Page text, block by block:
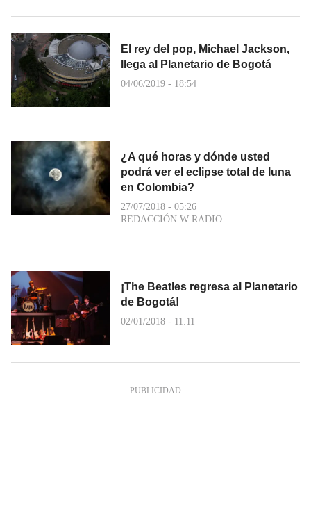
El rey del pop, Michael Jackson,
llega al Planetario de Bogotá
04/06/2019 - 18:54
¿A qué horas y dónde usted
podrá ver el eclipse total de luna
en Colombia?
27/07/2018 - 05:26
REDACCIÓN W RADIO
¡The Beatles regresa al Planetario
de Bogotá!
02/01/2018 - 11:11